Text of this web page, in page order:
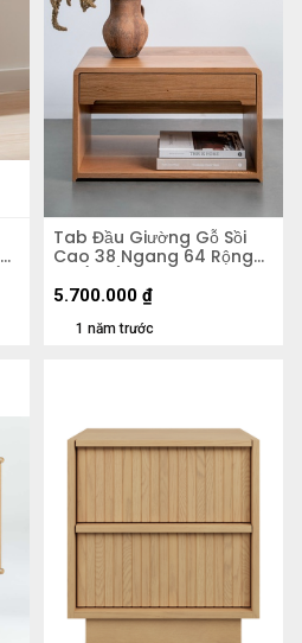
Tab Đầu Giường Gỗ Sồi
Cao 38 Ngang 64 Rộng
40 (cm)
1 năm trước
5.700.000 ₫